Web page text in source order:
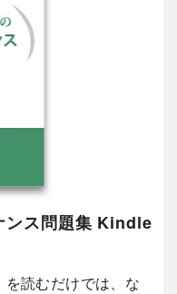
ンス問題集 Kindle
を読むだけでは、な